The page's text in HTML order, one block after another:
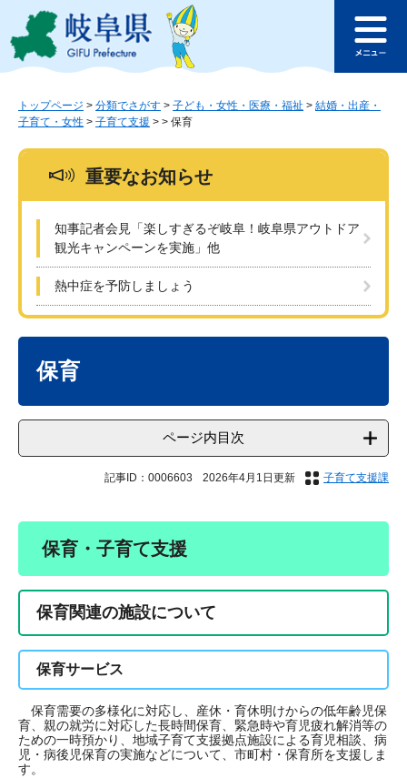
ジ
ュ
このページの本文へ
ュ
トップページ > 分類でさがす > 子ども・女性・医療・福祉 > 結婚・出産・
子育て・女性 > 子育て支援 > > 保育
重要なお知らせ
知事記者会見「楽しすぎるぞ岐阜！岐阜県アウトドア
観光キャンペーンを実施」他
熱中症を予防しましょう
保育
ページ内目次
記事ID：0006603 2026年4月1日更新 子育て支援課
保育・子育て支援
保育関連の施設について
保育サービス
保育需要の多様化に対応し、産休・育休明けからの低年齢児保
育、親の就労に対応した長時間保育、緊急時や育児疲れ解消等の
ための一時預かり、地域子育て支援拠点施設による育児相談、病
児・病後児保育の実施などについて、市町村・保育所を支援しま
す。